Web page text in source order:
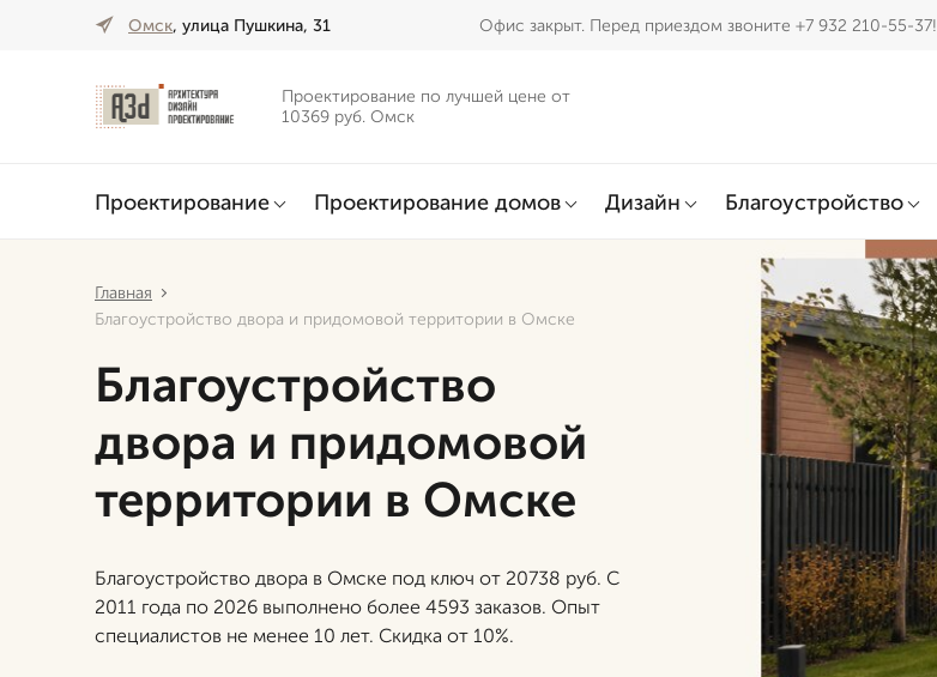
Омск, улица Пушкина, 31 Офис закрыт. Перед приездом звоните +7 932 210-55-37!
Проектирование по лучшей цене от
10369 руб. Омск
Проектирование Проектирование домов Дизайн Благоустройство
Главная
Благоустройство двора и придомовой территории в Омске
Благоустройство
двора и придомовой
территории в Омске
Благоустройство двора в Омске под ключ от 20738 руб. С
2011 года по 2026 выполнено более 4593 заказов. Опыт
специалистов не менее 10 лет. Скидка от 10%.